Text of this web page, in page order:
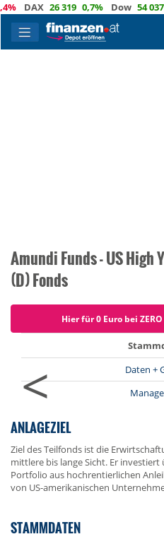
DAX 26 319 0,7% Dow 54 037
Amundi Funds - US High
(D) Fonds
Hier für 0 Euro bei
<
Daten +
ANLAGEZIEL
Ziel des Teilfonds ist die
mittlere bis lange Sicht. Er
Portfolio aus hochrentierlichen
von US-amerikanischen
STAMMDATEN